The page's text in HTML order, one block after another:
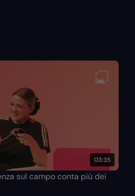
03:35
sul campo conta più dei